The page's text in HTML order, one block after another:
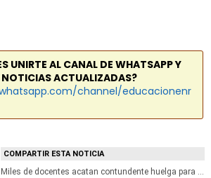
UNIRTE AL CANAL DE WHATSAPP Y
NOTICIAS ACTUALIZADAS?
channel/educacionenr
COMPARTIR ESTA NOTICIA
Miles de docentes acatan contundente huelga para exigir dar clases sin vacunarse en Hungría